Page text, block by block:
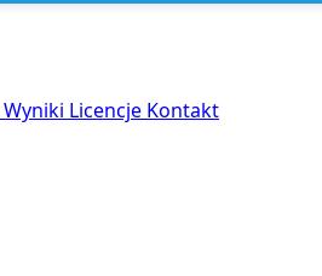
Wyniki Licencje Kontakt